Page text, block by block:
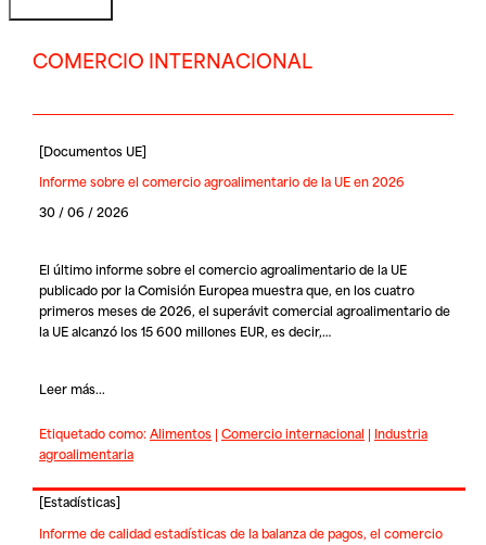
COMERCIO INTERNACIONAL
[Documentos UE]
Informe sobre el comercio agroalimentario de la UE en 2026
30 / 06 / 2026
El último informe sobre el comercio agroalimentario de la UE
publicado por la Comisión Europea muestra que, en los cuatro
primeros meses de 2026, el superávit comercial agroalimentario de
la UE alcanzó los 15 600 millones EUR, es decir,…
Leer más...
Etiquetado como:Alimentos| Comercio internacional | Industria
agroalimentaria
[Estadísticas]
Informe de calidad estadísticas de la balanza de pagos, el comercio